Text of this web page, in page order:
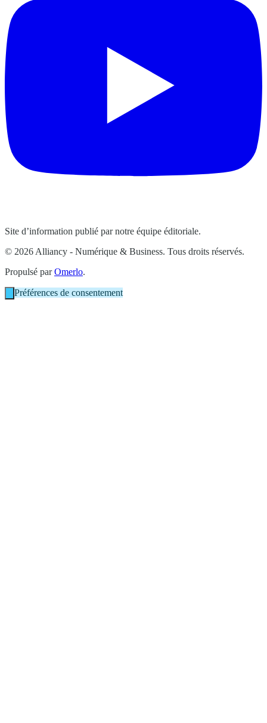
Site d’information publié par notre équipe éditoriale.
© 2026 Alliancy - Numérique & Business. Tous droits réservés.
Propulsé parOmerlo.
Préférences de consentement